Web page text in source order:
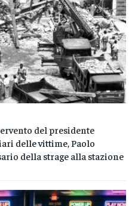
del presidente
delle vittime, Paolo
della strage alla stazione